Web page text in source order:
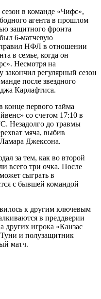
в команде «Чифс»,
агента в прошлом
защитного фронта
6-матчевую
НФЛ в отношении
в семье, когда он
Несмотря на
регулярный сезон
после звездного
Карлафтиса.
конце первого тайма
со счетом 17:10 в
Незадолго до травмы
мяча, выбив
Джексона.
за тем, как во второй
всего три очка. После
сыграть в
с бывшей командой
к другим ключевым
в преддверии
других игрока «Канзас
и полузащитник
матч.